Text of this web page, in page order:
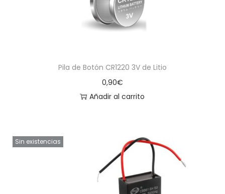
Pila de Botón CR1220 3V de Litio
0,90€
Añadir al carrito
Sin existencias